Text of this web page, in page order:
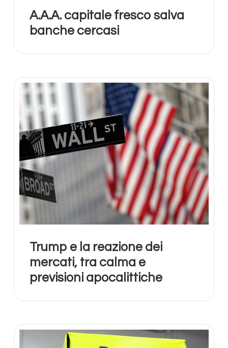
A.A.A. capitale fresco salva
banche cercasi
Trump e la reazione dei
mercati, tra calma e
previsioni apocalittiche